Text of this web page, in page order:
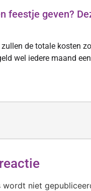
feestje geven?
de totale kosten
wel iedere maand
wordt niet